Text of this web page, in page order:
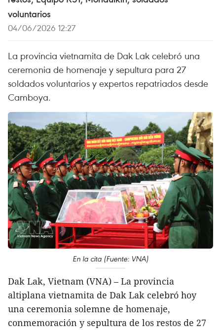
voluntarios
04/06/2026 12:27
La provincia vietnamita de Dak Lak celebró una
ceremonia de homenaje y sepultura para 27
soldados voluntarios y expertos repatriados desde
Camboya.
En la cita (Fuente: VNA)
Dak Lak, Vietnam (VNA) – La provincia
altiplana vietnamita de Dak Lak celebró hoy
una ceremonia solemne de homenaje,
conmemoración y sepultura de los restos de 27